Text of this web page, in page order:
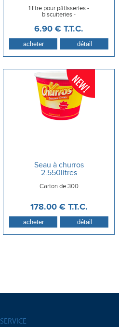
1 litre pour pâtisseries -
biscuiteries -
6.90 € T.T.C.
Seau à churros
2.550litres
Carton de 300
178.00 € T.T.C.
SERVICE